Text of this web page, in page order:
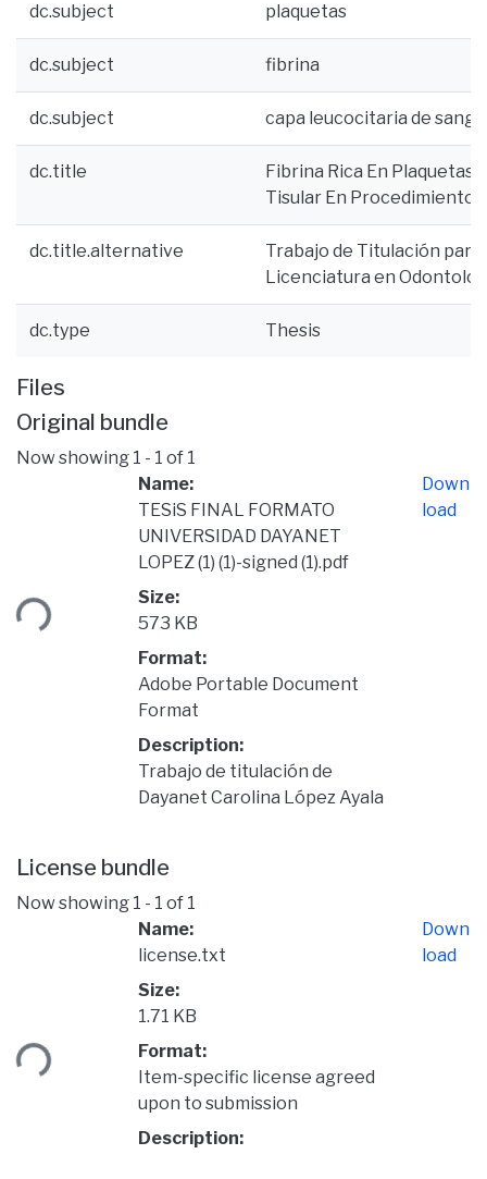
dc.subject plaquetas
dc.subject fibrina
dc.subject capa leucocitaria de
dc.title
Fibrina Rica En Plaquetas
Tisular En
dc.title.alternative
Trabajo de Titulación
Licenciatura en
dc.type Thesis
Files
Original bundle
Now showing 1 - 1 of 1
Loading...
Name:
TESiS FINAL FORMATO
UNIVERSIDAD DAYANET
LOPEZ (1) (1)-signed (1).pdf
Size:
573 KB
Format:
Adobe Portable Document
Format
Description:
Trabajo de titulación de
Dayanet Carolina López Ayala
Down
load
License bundle
Now showing 1 - 1 of 1
Loading...
Name:
license.txt
Size:
1.71 KB
Format:
Item-specific license agreed
upon to submission
Description:
Down
load